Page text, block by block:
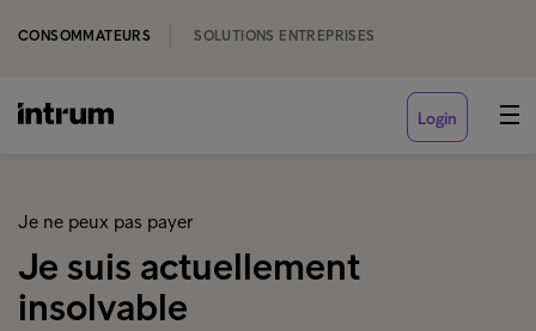
CONSOMMATEURS SOLUTIONS ENTREPRISES
Login
Je ne peux pas payer
Je suis actuellement
insolvable